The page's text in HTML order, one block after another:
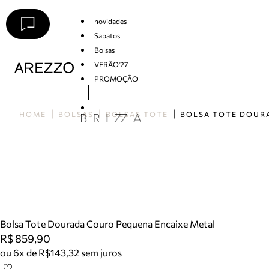
novidades
Sapatos
Bolsas
VERÃO'27
PROMOÇÃO
HOME BOLSAS BOLSAS TOTE
Bolsa Tote Dourada Couro Pequena Encaixe Metal
R$ 859,90
ou 6x de R$143,32 sem juros